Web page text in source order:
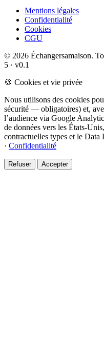
Mentions légales
Confidentialité
Cookies
CGU
© 2026 Échangersamaison.
5 · v0.1
🍪 Cookies et vie privée
Nous utilisons des cookies
sécurité — obligatoires) et,
l’audience via Google
de données vers les États-
contractuelles types et le
· Confidentialité
Refuser Accepter